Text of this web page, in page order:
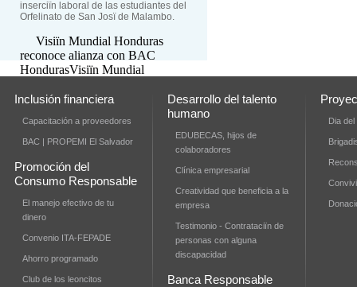
inserciïn laboral de las estudiantes del
Orfelinato de San Josï de Malambo.
Visiïn Mundial Honduras
reconoce alianza con BAC
HondurasVisiïn Mundial
Honduras por sus esfuerzos de
Empresarial.
Inclusión financiera
Capacitación a proveedores
BAC | PROPEMI El Salvador
Promoción del
Consumo Responsable
El manejo efectivo de tu
dinero
Convenio ITA-FEPADE
Ahorro programado
Club de los leoncitos
Desarrollo del talento
humano
EDUBECAS, hijos de
colaboradores
Clínica empresarial
Creatividad que beneficia a la
empresa
Testimonio - Contrataciïn de
personas con alguna
discapacidad
Banca Responsable
Dia del